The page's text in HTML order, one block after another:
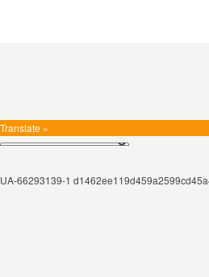
Translate »
UA-66293139-1